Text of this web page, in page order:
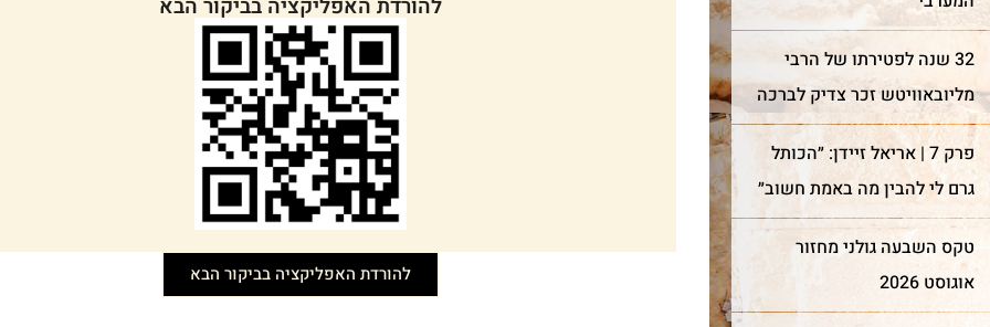
32 שנה לפטירתו של הרבי
מליובאוויטש זכר צדיק לברכה
פרק 7 | אריאל זיידן: ״הכותל
גרם לי להבין מה באמת חשוב״
טקס השבעה גולני מחזור
אוגוסט 2026
להורדת האפליקציה בביקור הבא
להורדת האפליקציה בביקור הבא